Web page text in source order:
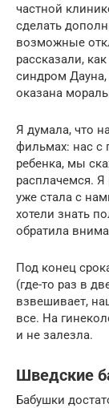
частной
сделать
возможные
рассказали,
синдром
оказана
Я думала, что
фильмах: нас с
ребенка, мы
расплачемся. Я
уже стала с
хотели знать
обратила
Под конец
(где-то раз в
взвешивает,
все. На
и не залезла.
Шведские
Бабушки